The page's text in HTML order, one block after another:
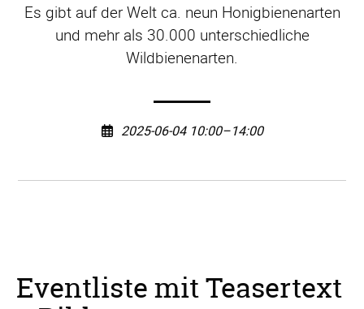
Es gibt auf der Welt ca. neun Honigbienenarten
und mehr als 30.000 unterschiedliche
Wildbienenarten.
2025-06-04 10:00–14:00
Eventliste mit Teasertext